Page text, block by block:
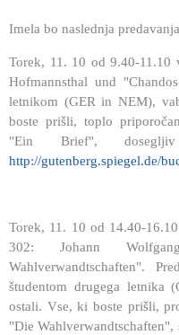
Imela bo naslednja
Torek, 11. 10 od 9.40-
Hofmannsthal und
letnikom (GER in NEM),
boste prišli, toplo
"Ein Brief",
http://gutenberg.spiegel.de/
Torek, 11. 10 od 14.40-
302: Johann
Wahlverwandtschaften".
študentom drugega
ostali. Vse, ki boste prišli,
"Die